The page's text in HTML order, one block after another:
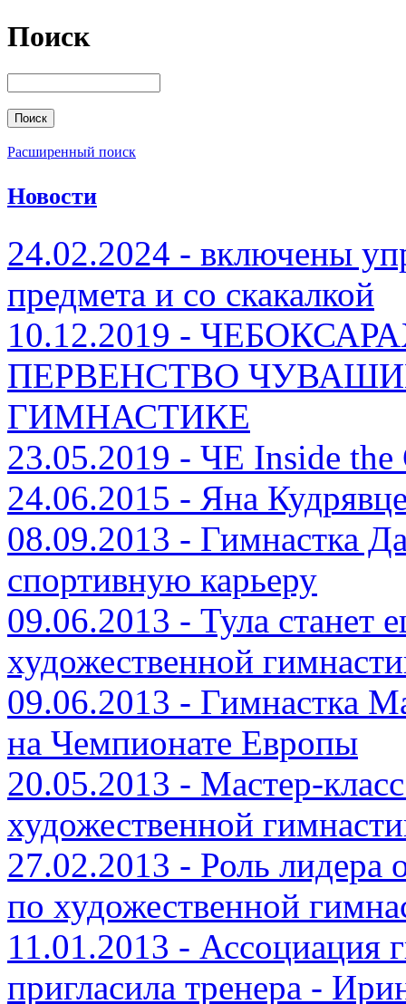
Поиск
Расширенный поиск
Новости
24.02.2024 - включены
предмета и со скакалкой
10.12.2019 -
ПЕРВЕНСТВО
ГИМНАСТИКЕ
23.05.2019 - ЧЕ Inside the
24.06.2015 - Яна
08.09.2013 - Гимнастка
спортивную карьеру
09.06.2013 - Тула станет
художественной
09.06.2013 - Гимнастка
на Чемпионате Европы
20.05.2013 - Мастер-
художественной
27.02.2013 - Роль лидера
по художественной
11.01.2013 -
пригласила тренера -